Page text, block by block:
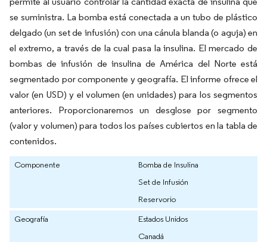
se suministra. La bomba está conectada a un tubo de plástico
delgado (un set de infusión) con una cánula blanda (o aguja) en
el extremo, a través de la cual pasa la insulina. El mercado de
bombas de infusión de insulina de América del Norte está
segmentado por componente y geografía. El informe ofrece el
valor (en USD) y el volumen (en unidades) para los segmentos
anteriores. Proporcionaremos un desglose por segmento
(valor y volumen) para todos los países cubiertos en la tabla de
contenidos.
Componente
Bomba de Insulina
Set de Infusión
Reservorio
Geografía
Estados Unidos
Canadá